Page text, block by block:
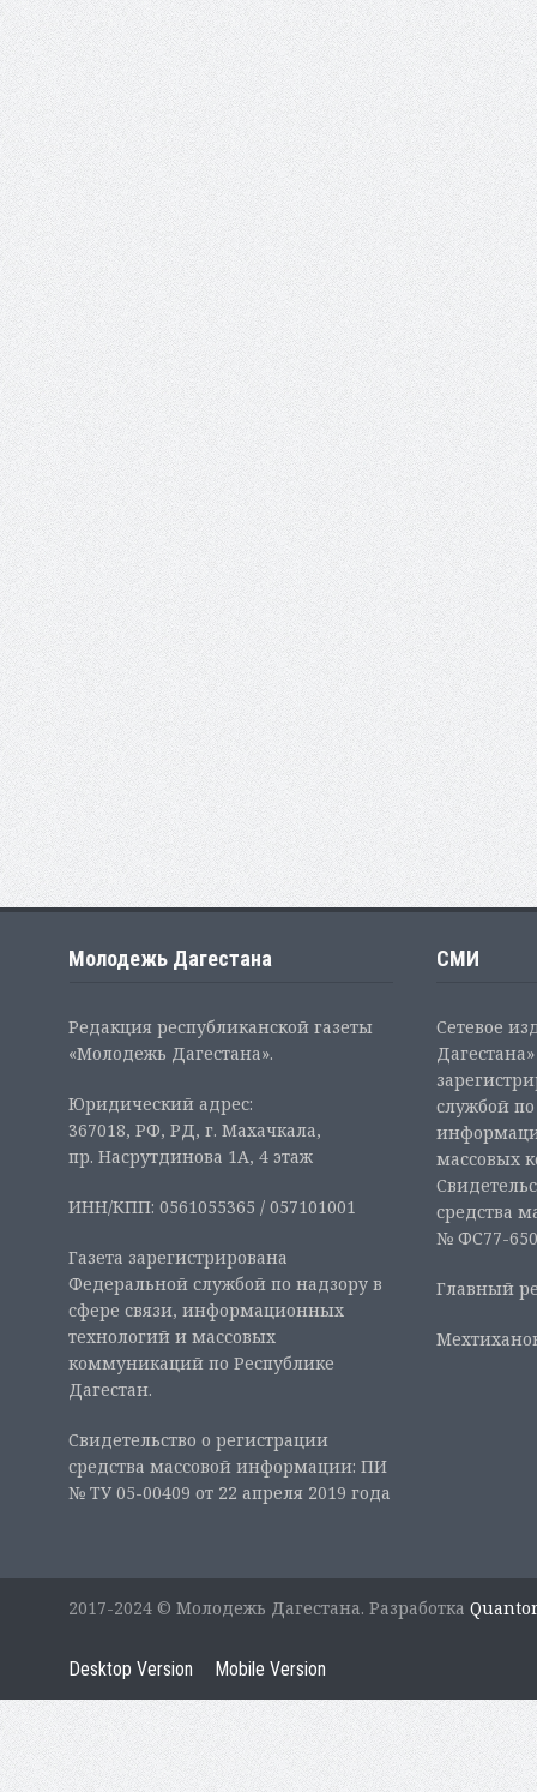
Молодежь Дагестана
Редакция республиканской газеты
«Молодежь Дагестана».
Юридический адрес:
367018, РФ, РД, г. Махачкала,
пр. Насрутдинова 1А, 4 этаж
ИНН/КПП: 0561055365 / 057101001
Газета зарегистрирована
Федеральной службой по надзору в
сфере связи, информационных
технологий и массовых
коммуникаций по Республике
Дагестан.
Свидетельство о регистрации
средства массовой информации: ПИ
№ ТУ 05-00409 от 22 апреля 2019 года
СМИ
Сетевое
службой
массовых
средства
№ ФС77-
Главный
2017-2024 © Молодежь Дагестана. Разработка
Desktop Version Mobile Version